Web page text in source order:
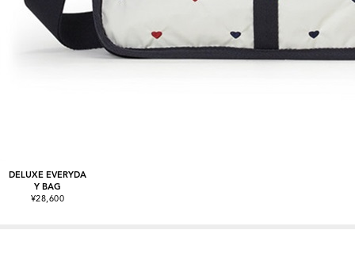
DELUXE EVERYDA
Y BAG
¥28,600